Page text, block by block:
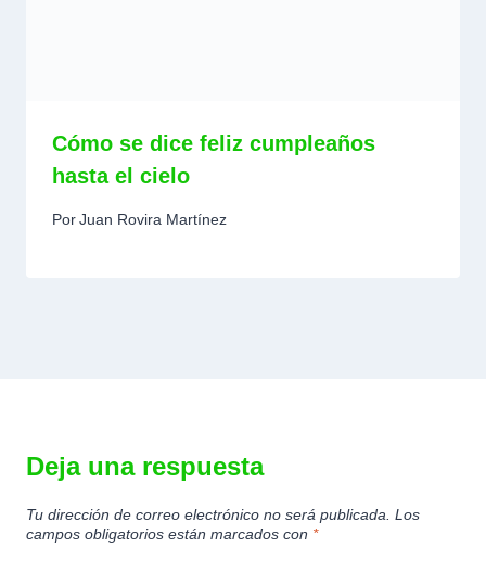
Cómo se dice feliz cumpleaños
hasta el cielo
PorJuan Rovira Martínez
Deja una respuesta
Tu dirección de correo electrónico no será publicada. Los
campos obligatorios están marcados con *